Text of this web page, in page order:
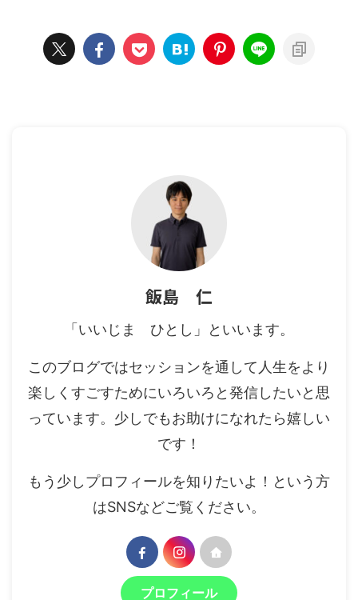
飯島 仁
「いいじま ひとし」といいます。
このブログではセッションを通して人生をより
楽しくすごすためにいろいろと発信したいと思
っています。少しでもお助けになれたら嬉しい
です！
もう少しプロフィールを知りたいよ！という方
はSNSなどご覧ください。
プロフィール